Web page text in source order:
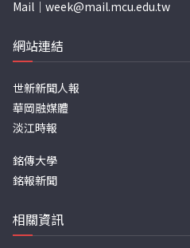
Mail｜ week@mail.mcu.edu.tw
網站連結
世新新聞人報
華岡融媒體
淡江時報
銘傳大學
銘報新聞
相關資訊